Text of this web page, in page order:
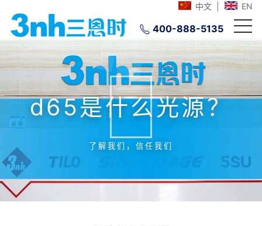
中文 EN
400-888-5135
d65是什么光源？
了解我们，信任我们